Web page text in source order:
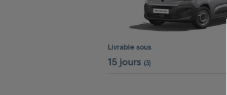
Livrable sous
15 jours (3)